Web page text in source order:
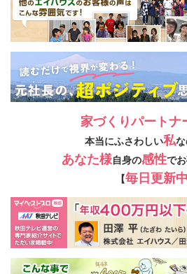
家づくりパートナ
本当にふさわしい私
あなた様自身の感性で
【毎日更新中